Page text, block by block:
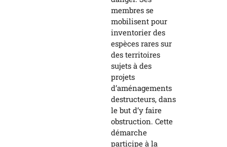
membres se
mobilisent pour
inventorier des
espèces rares sur
des territoires
sujets à des
projets
d’aménagements
destructeurs, dans
le but d’y faire
obstruction. Cette
démarche
participe à la